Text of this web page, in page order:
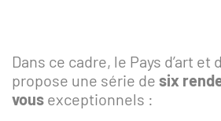
Réserver une
Foire aux questions
Dans ce cadre, le Pays d’art et
propose une série de six
vous exceptionnels :